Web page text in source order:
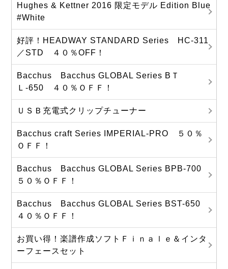
Hughes & Kettner 2016 限定モデル Edition Blue
#White
好評！HEADWAY STANDARD Series HC-311
／STD ４０％OFF！
Bacchus Bacchus GLOBAL Series BＴ
Ｌ-650 ４０％ＯＦＦ！
ＵＳＢ充電式クリップチューナー
Bacchus craft Series IMPERIAL-PRO ５０％
ＯＦＦ！
Bacchus Bacchus GLOBAL Series BPB-700
５０％ＯＦＦ！
Bacchus Bacchus GLOBAL Series BST-650
４０％ＯＦＦ！
お買い得！楽譜作成ソフトＦｉｎａｌｅ＆インタ
ーフェースセット